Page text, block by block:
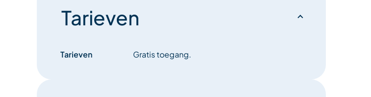
Tarieven
Tarieven Gratis toegang.